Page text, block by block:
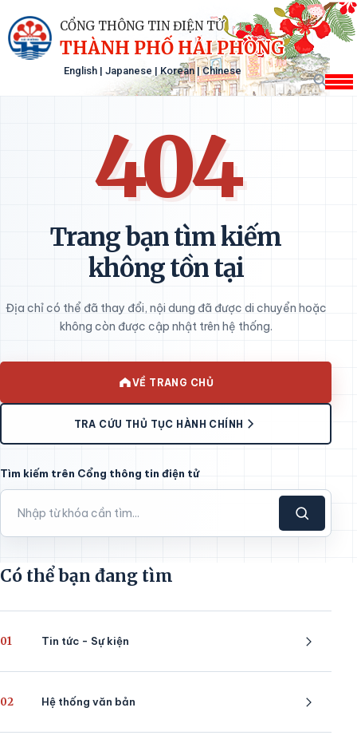
CỔNG THÔNG TIN ĐIỆN TỬ
THÀNH PHỐ HẢI PHÒNG
English | Japanese | Korean|Chinese
404
Trang bạn tìm kiếm
không tồn tại
Địa chỉ có thể đã thay đổi, nội dung đã được di chuyển hoặc
không còn được cập nhật trên hệ thống.
VỀ TRANG CHỦ
TRA CỨU THỦ TỤC HÀNH CHÍNH
Tìm kiếm trên Cổng thông tin điện tử
Có thể bạn đang tìm
01 Tin tức - Sự kiện
02 Hệ thống văn bản